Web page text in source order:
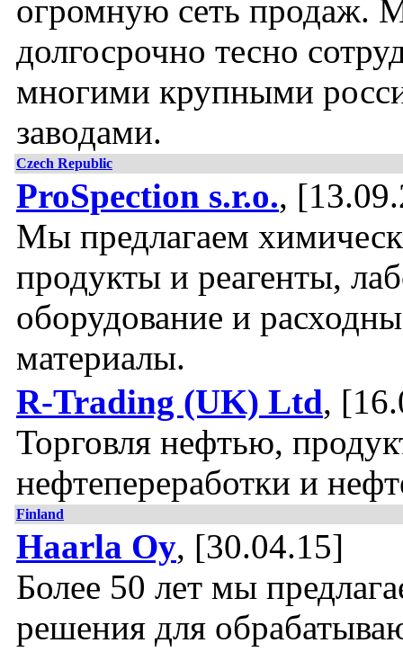
огромную сеть продаж.
долгосрочно тесно
многими крупными
заводами.
Czech Republic
ProSpection s.r.o.,
Мы предлагаем
продукты и реагенты,
оборудование и
материалы.
R-Trading (UK) Ltd,
Торговля нефтью,
нефтепереработки и
Finland
Haarla Oy, [30.04.15]
Более 50 лет мы
решения для